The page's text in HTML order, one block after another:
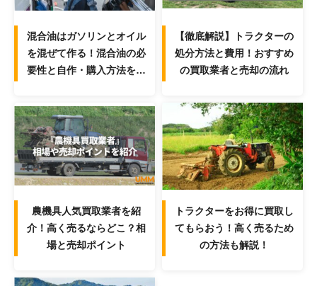
混合油はガソリンとオイル
を混ぜて作る！混合油の必
要性と自作・購入方法を解
【徹底解説】トラクターの
処分方法と費用！おすすめ
の買取業者と売却の流れ
農機具人気買取業者を紹
介！高く売るならどこ？相
場と売却ポイント
トラクターをお得に買取し
てもらおう！高く売るため
の方法も解説！